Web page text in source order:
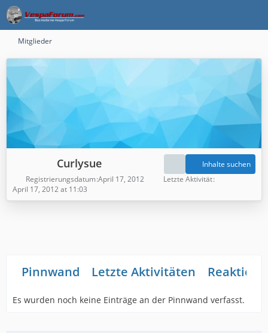
Mitglieder
Curlysue
Inhalte suchen
Registrierungsdatum April 17, 2012
Letzte Aktivität
April 17, 2012 at 11:03
Pinnwand Letzte Aktivitäten
Es wurden noch keine Einträge an der Pinnwand verfasst.